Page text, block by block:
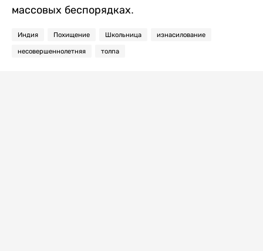
массовых беспорядках.
Индия Похищение Школьница изнасилование
несовершеннолетняя толпа